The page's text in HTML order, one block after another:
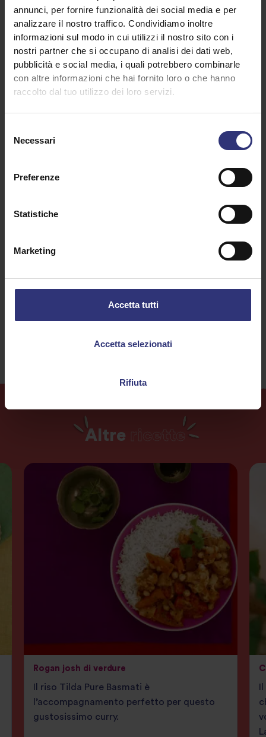
annunci, per fornire funzionalità dei social media e per
analizzare il nostro traffico. Condividiamo inoltre
informazioni sul modo in cui utilizzi il nostro sito con i
nostri partner che si occupano di analisi dei dati web,
pubblicità e social media, i quali potrebbero combinarle
con altre informazioni che hai fornito loro o che hanno
raccolto dal tuo utilizzo dei loro servizi.
delNecessari
Preferenze
Statistiche
Marketing
Accetta tutti
Accetta selezionati
Rifiuta
70 g di scaglie di mandorle tostate
Sale
Pepe
Altre ricette
Rogan josh di verdure
Il riso Tilda Pure Basmati è
l’accompagnamento perfetto per questo
gustosissimo curry.